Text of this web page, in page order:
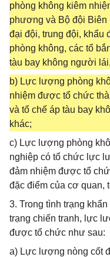
phòng không kiêm
phương và Bộ đội
đại đội, trung đội, khẩu
phòng không, các tổ
tàu bay không người
b) Lực lượng phòng
nhiệm được tổ chức
và tổ chế áp tàu bay
khác;
c) Lực lượng phòng
nghiệp có tổ chức lực
đảm nhiệm được tổ
đặc điểm của cơ quan,
3. Trong tình trạng
trạng chiến tranh, lực
được tổ chức như sau:
a) Lực lượng nòng cốt